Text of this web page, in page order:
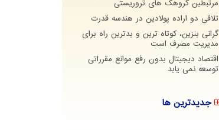
مرتبطین گروهک های تروریستی
تلاقی دو اراده پولادین در هندسه قدرت
گرانی بنزین، کوتاه ترین و بدترین راه برای
مدیریت مصرف است
اقتصاد دیجیتال بدون رفع موانع مقرراتی
توسعه نمی یابد
جدیدترین ها